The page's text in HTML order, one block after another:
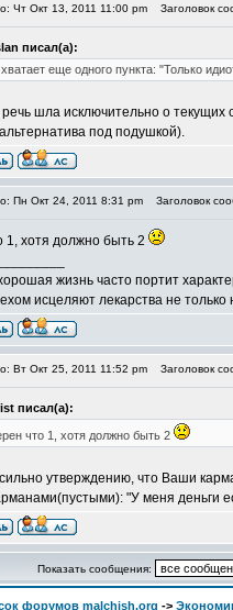
Чт Окт 13, 2011 11:00 pm Заголовок
писал(а):
еще одного пункта: "Только
речь шла исключительно о
под подушкой).
Пн Окт 24, 2011 8:31 pm Заголовок
1, хотя должно быть 2
жизнь часто портит
исцеляют лекарства не
Вт Окт 25, 2011 11:52 pm Заголовок
писал(а):
что 1, хотя должно быть 2
утверждению, что Ваши
"У меня деньги
Показать сообщения:
форумов malchish.org ->